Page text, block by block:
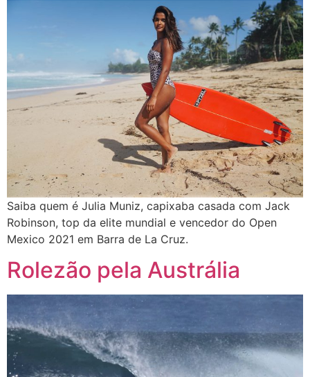
Saiba quem é Julia Muniz, capixaba casada com Jack
Robinson, top da elite mundial e vencedor do Open
Mexico 2021 em Barra de La Cruz.
Rolezão pela Austrália